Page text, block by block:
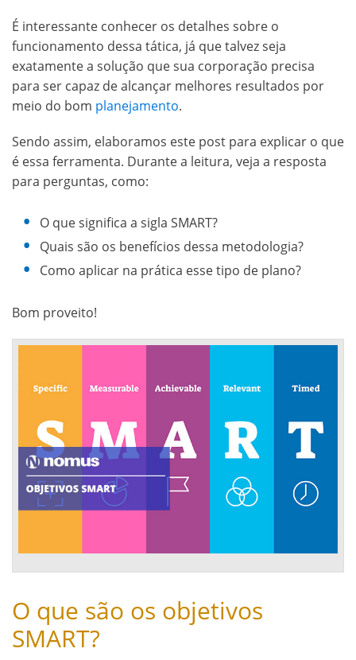
É interessante conhecer os detalhes sobre o
funcionamento dessa tática, já que talvez seja
exatamente a solução que sua corporação precisa
para ser capaz de alcançar melhores resultados por
meio do bom planejamento.
Sendo assim, elaboramos este post para explicar o que
é essa ferramenta. Durante a leitura, veja a resposta
para perguntas, como:
O que significa a sigla SMART?
Quais são os benefícios dessa metodologia?
Como aplicar na prática esse tipo de plano?
Bom proveito!
O que são os objetivos
SMART?